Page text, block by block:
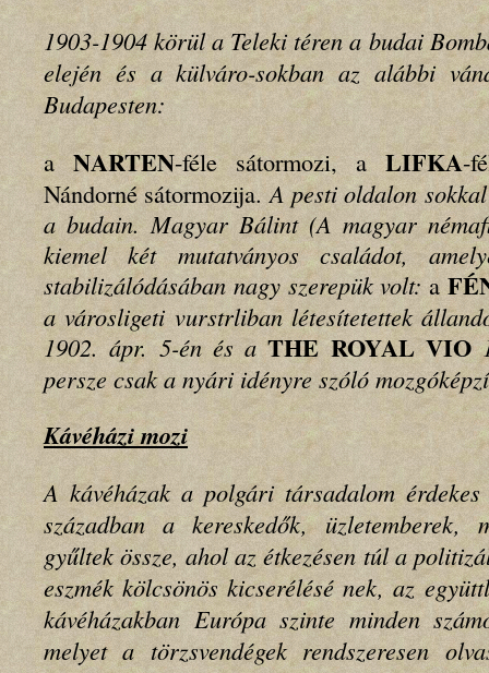
1903-1904 körül a Teleki téren a budai
elején és a külváro-sokban az alábbi
Budapesten:
a NARTEN-féle sátormozi, aLIFKA-
Nándorné sátormozija.A pesti oldalon
a budain. Magyar Bálint (A magyar
kiemel két mutatványos családot,
stabilizálódásában nagy szerepük volt:a
a városligeti vurstrliban létesítetettek
1902. ápr. 5-én és aTHE ROYAL VIO
persze csak a nyári idényre szóló
Kávéházi mozi
A kávéházak a polgári társadalom
században a kereskedők, üzletemberek,
gyűltek össze, ahol az étkezésen túl a
eszmék kölcsönös kicserélésé nek, az
kávéházakban Európa szinte minden
melyet a törzsvendégek rendszeresen